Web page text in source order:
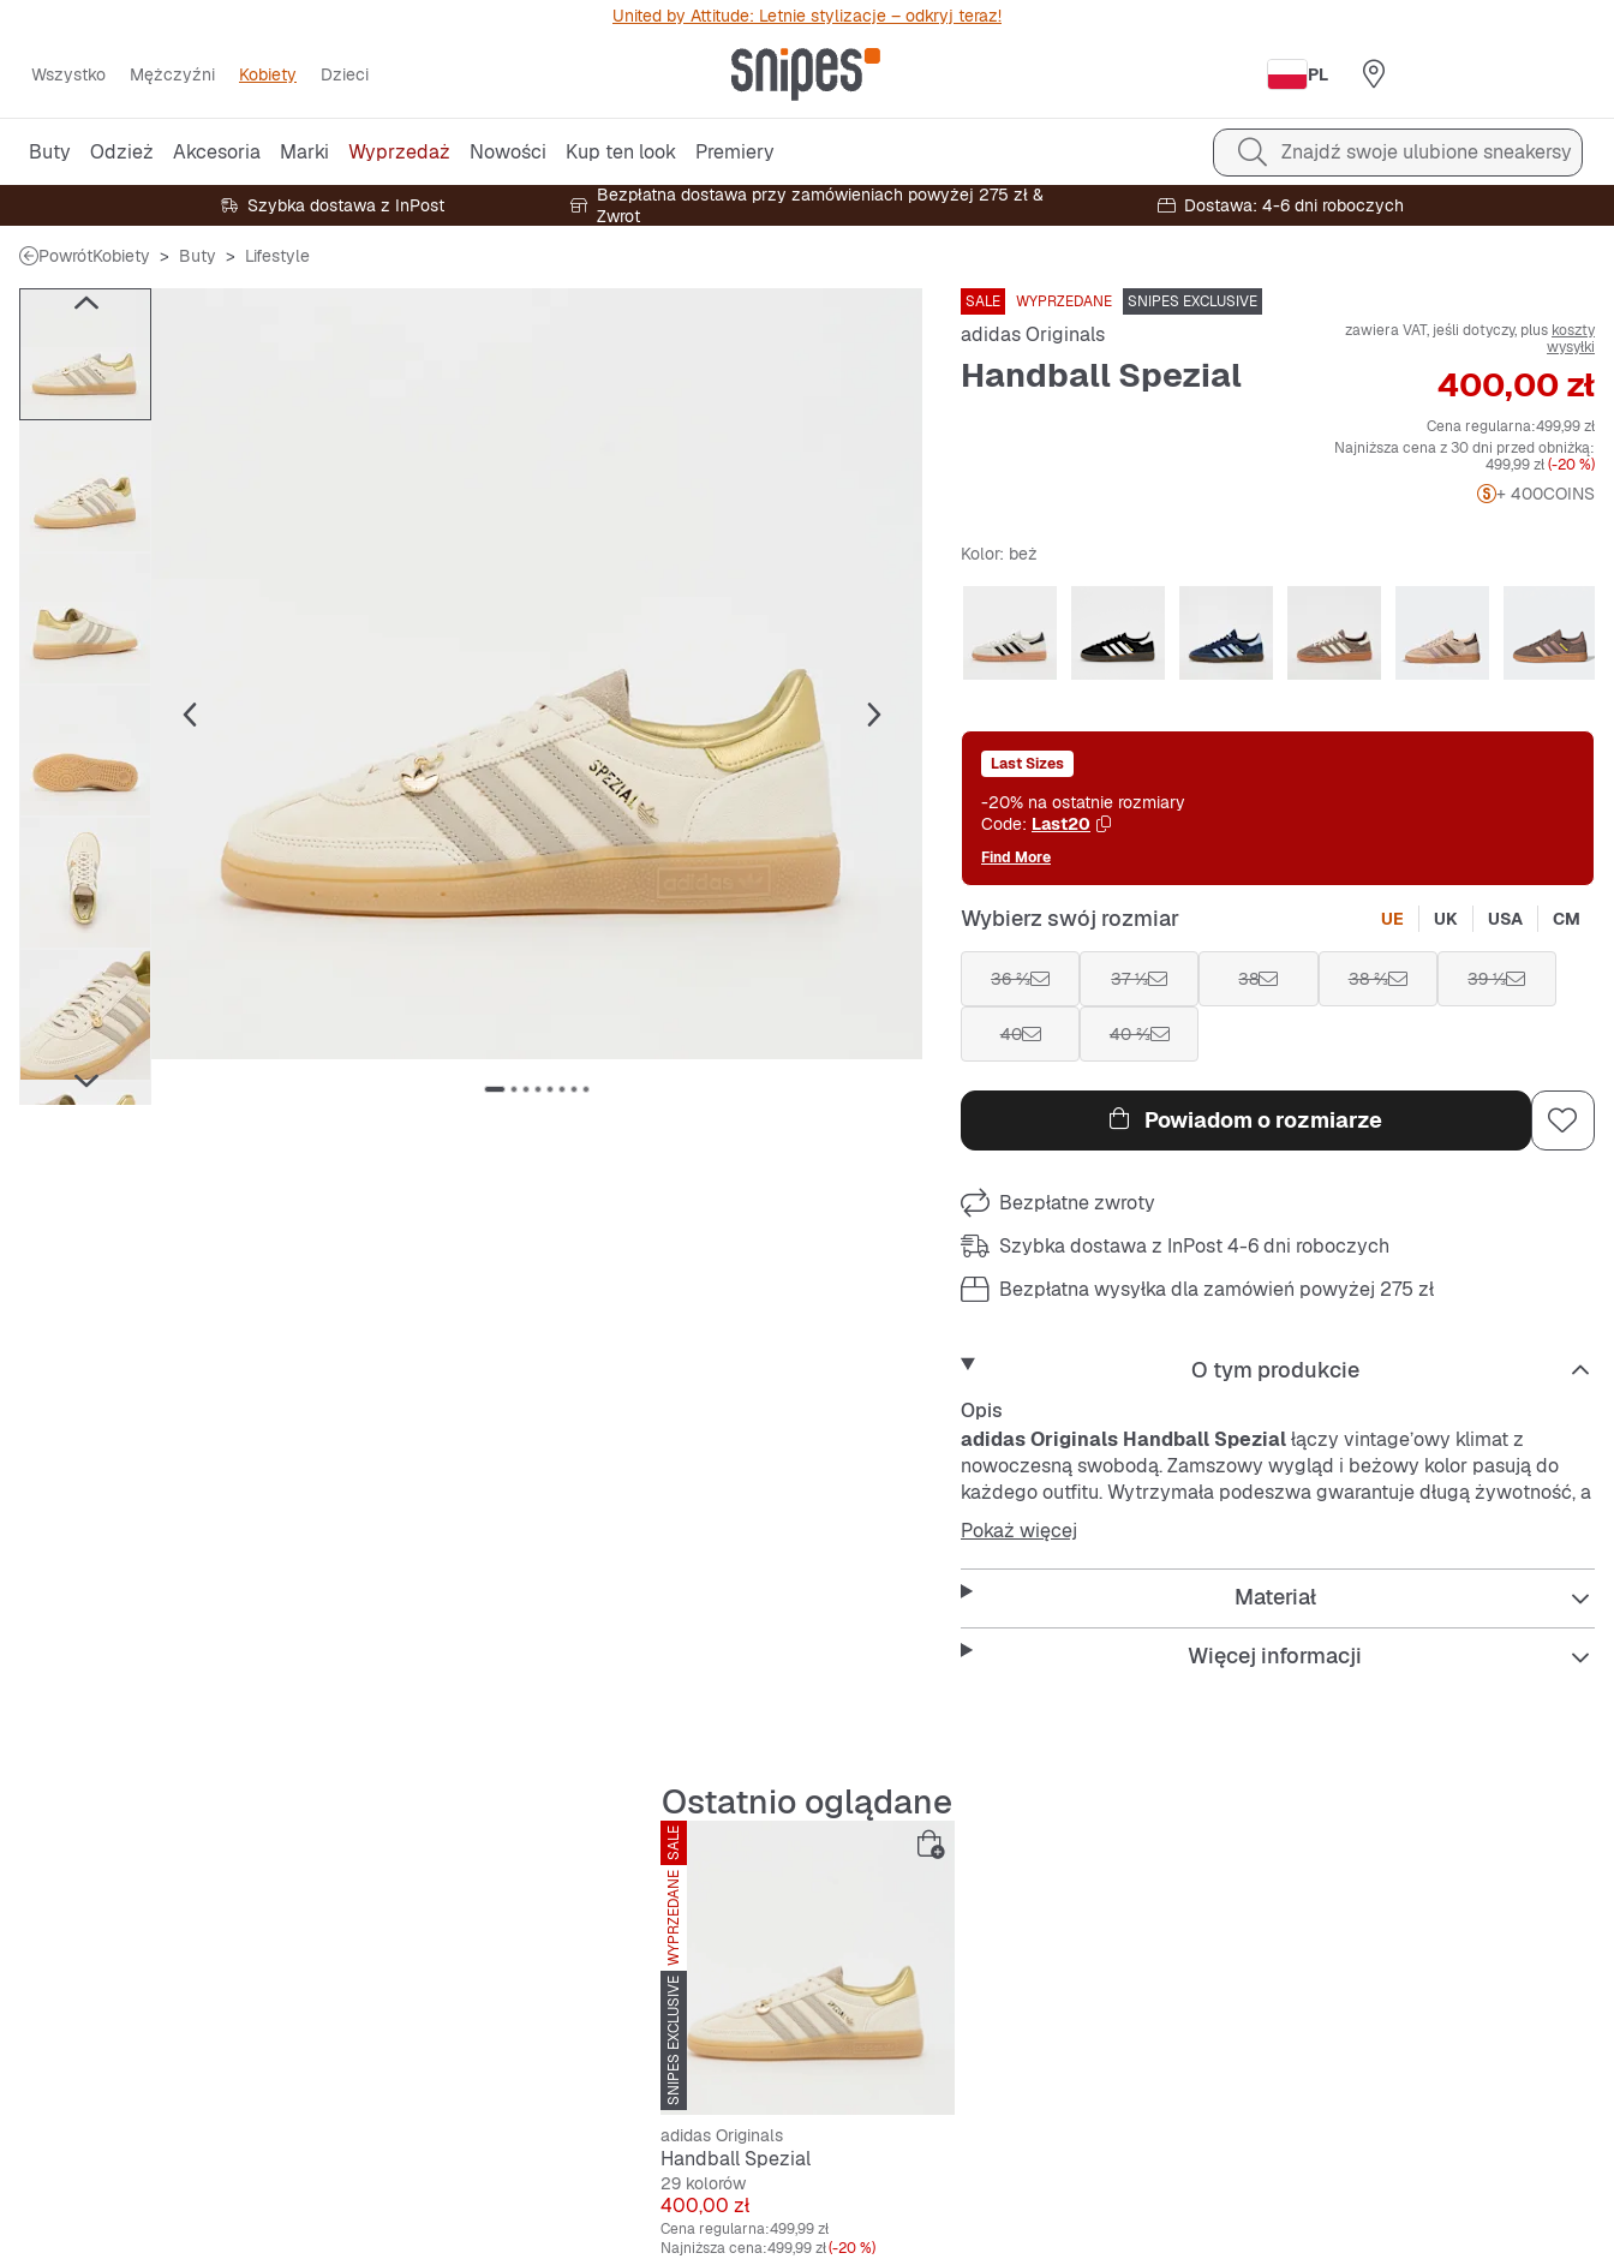
United by Attitude: Letnie stylizacje – odkryj teraz!
Wszystko Mężczyźni Kobiety Dzieci PL
Buty Odzież Akcesoria Marki Wyprzedaż Nowości Kup ten look Premiery Znajdź swoje ulubione sneakersy
Szybka dostawa z InPost
Bezpłatna dostawa przy zamówieniach powyżej 275 zł &
Zwrot
Dostawa: 4-6 dni roboczych
PowrótKobiety Buty Lifestyle
SALE WYPRZEDANE SNIPES EXCLUSIVE
adidas Originals
Handball Spezial
zawiera VAT, jeśli dotyczy, plus koszty
wysyłki
Cena
400,00 zł
Cena regularna:499,99 zł
Najniższa cena z 30 dni przed obniżką:
499,99 zł(-20 %)
+ 400COINS
Kolor: beż
Last Sizes
-20% na ostatnie rozmiary
Code: Last20
Find More
Wybierz swój rozmiar UE UK USA CM
36 ⅔ 37 ⅓ 38 38 ⅔ 39 ⅓
40 40 ⅔
Powiadom o rozmiarze
Bezpłatne zwroty
Szybka dostawa z InPost 4-6 dni roboczych
Bezpłatna wysyłka dla zamówień powyżej 275 zł
O tym produkcie
Opis
adidas Originals Handball Spezialłączy vintage’owy klimat z
nowoczesną swobodą. Zamszowy wygląd i beżowy kolor pasują do
każdego outfitu. Wytrzymała podeszwa gwarantuje długą żywotność, a
sznurówki zapewniają pewne dopasowanie.
Features:
Pokaż więcej
Materiał
Więcej informacji
Ostatnio oglądane
SALE
WYPRZEDANE
SNIPES EXCLUSIVE
adidas Originals
Handball Spezial
29 kolorów
Cena
400,00 zł
Cena regularna:499,99 zł
Najniższa cena:499,99 zł(-20 %)